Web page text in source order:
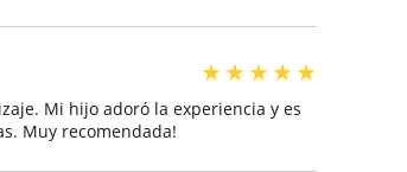
★★★★★
Mi hijo adoró la experiencia y es
Muy recomendada!